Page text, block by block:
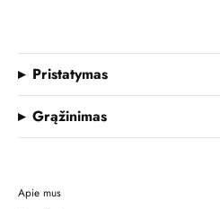
Pristatymas
Grąžinimas
Apie mus